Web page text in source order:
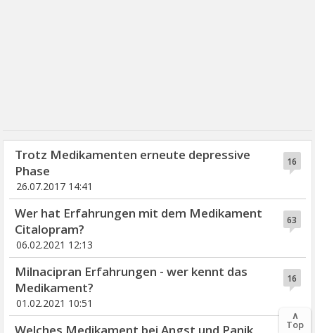
16
Trotz Medikamenten erneute depressive
Phase
26.07.2017 14:41
63
Wer hat Erfahrungen mit dem Medikament
Citalopram?
06.02.2021 12:13
16
Milnacipran Erfahrungen - wer kennt das
Medikament?
01.02.2021 10:51
Welches Medikament bei Angst und Panik
∧
Top